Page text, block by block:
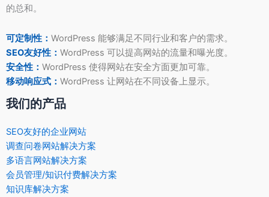
的总和。
可定制性： WordPress 能够满足不同行业和客户的需求。
SEO友好性： WordPress 可以提高网站的流量和曝光度。
安全性： WordPress 使得网站在安全方面更加可靠。
移动响应式： WordPress 让网站在不同设备上显示。
我们的产品
SEO友好的企业网站
调查问卷网站解决方案
多语言网站解决方案
会员管理/知识付费解决方案
知识库解决方案